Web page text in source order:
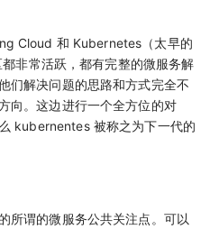
Cloud 和 Kubernetes（太早的
非常活跃，都有完整的微服务解
们解决问题的思路和方式完全不
向。这边进行一个全方位的对
kubernentes 被称之为下一代的
所谓的微服务公共关注点。可以